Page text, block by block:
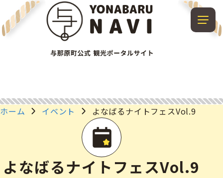
ホーム イベント よなばるナイトフェスVol.9
よなばるナイトフェスVol.9